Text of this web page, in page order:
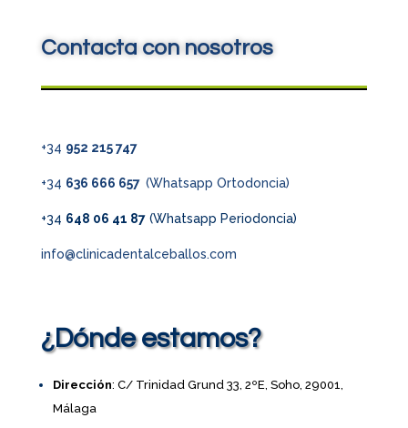
Contacta con nosotros
+34 952 215 747
+34 636 666 657 (Whatsapp Ortodoncia)
+34 648 06 41 87(Whatsapp Periodoncia)
info@clinicadentalceballos.com
¿Dónde estamos?
Dirección: C/ Trinidad Grund 33, 2ºE, Soho, 29001,
Málaga